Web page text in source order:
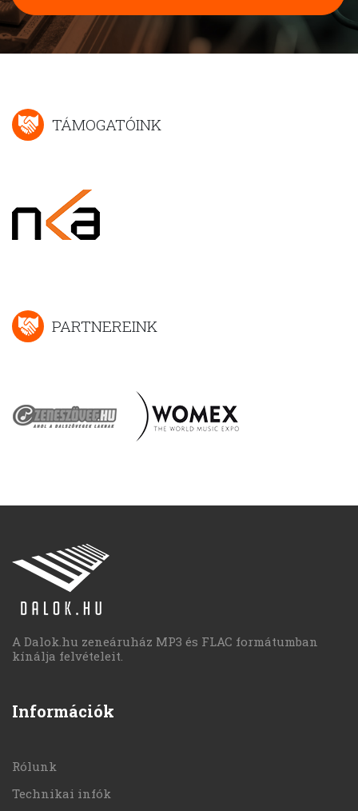
TÁMOGATÓINK
PARTNEREINK
A Dalok.hu zeneáruház MP3 és FLAC formátumban
kínálja felvételeit.
Információk
Rólunk
Technikai infók